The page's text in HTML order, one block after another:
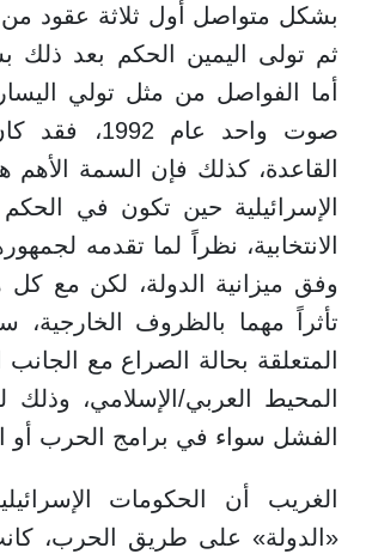
بشكل متواصل أول ثلاثة عقود من
ثم تولى اليمين الحكم بعد ذلك
أما الفواصل من مثل تولي
صوت واحد عام
القاعدة، كذلك فإن السمة الأهم
الإسرائيلية حين تكون في الحكم
الانتخابية، نظراً لما تقدمه
وفق ميزانية الدولة، لكن مع كل
تأثراً مهما بالظروف الخارجية،
المتعلقة بحالة الصراع مع
المحيط العربي/الإسلامي، وذلك
الفشل سواء في برامج الحرب أو
الغريب أن الحكومات
«الدولة» على طريق الحرب،